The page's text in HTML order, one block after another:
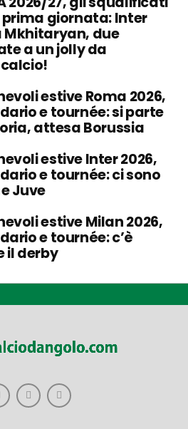
prima giornata: Inter
Mkhitaryan, due
a un jolly da
estive Roma 2026,
e tournée: si parte
attesa Borussia
estive Inter 2026,
e tournée: ci sono
Juve
estive Milan 2026,
e tournée: c’è
il derby